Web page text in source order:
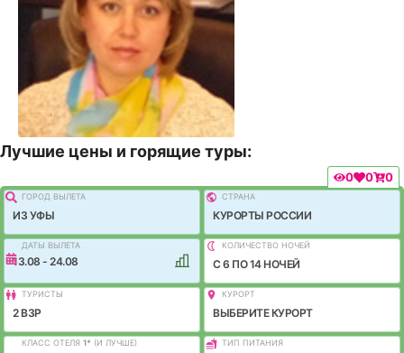
Лучшие цены и горящие туры:
0 0 0
ГОРОД ВЫЛEТА
ИЗ УФЫ
СТРАНА
КУРОРТЫ РОССИИ
ДАТЫ ВЫЛЕТА
13.08 - 24.08
КОЛИЧЕСТВО НОЧЕЙ
C 6 ПО 14 НОЧЕЙ
ТУРИСТЫ
2 ВЗР
КУРОРТ
ВЫБЕРИТЕ КУРОРТ
КЛАСС ОТЕЛЯ 1* (И ЛУЧШЕ) ТИП ПИТАНИЯ